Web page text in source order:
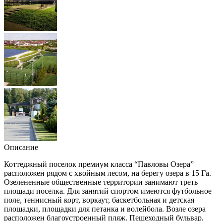
Описание
Коттеджный поселок премиум класса “Павловы Озера”
расположен рядом с хвойным лесом, на берегу озера в 15 Га.
Озелененные общественные территории занимают треть
площади поселка. Для занятий спортом имеются футбольное
поле, теннисный корт, воркаут, баскетбольная и детская
площадки, площадки для петанка и волейбола. Возле озера
расположен благоустроенный пляж. Пешеходный бульвар,